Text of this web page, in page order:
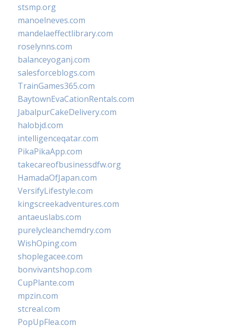
stsmp.org
manoelneves.com
mandelaeffectlibrary.com
roselynns.com
balanceyoganj.com
salesforceblogs.com
TrainGames365.com
BaytownEvaCationRentals.com
JabalpurCakeDelivery.com
halobjd.com
intelligenceqatar.com
PikaPikaApp.com
takecareofbusinessdfw.org
HamadaOfJapan.com
VersifyLifestyle.com
kingscreekadventures.com
antaeuslabs.com
purelycleanchemdry.com
WishOping.com
shoplegacee.com
bonvivantshop.com
CupPlante.com
mpzin.com
stcreal.com
PopUpFlea.com